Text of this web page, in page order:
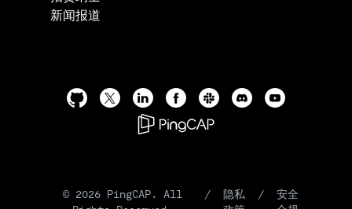
新闻报道
© 2026 PingCAP. All
/
隐私
/
安全